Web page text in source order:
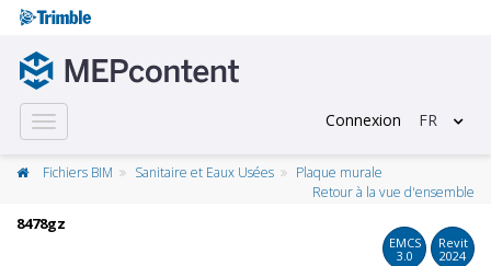
Toggle
navigation
Connexion FR
Fichiers BIM Sanitaire et Eaux Usées
Plaque murale
Retour à la vue d'ensemble
8478gz
EMCS
3.0
Revit
2024